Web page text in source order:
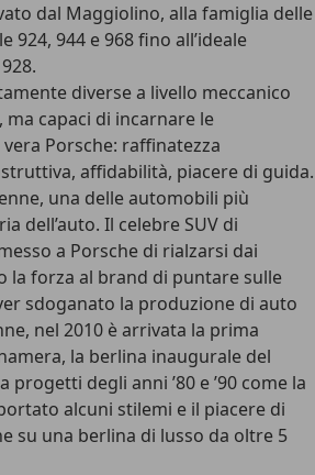
dal Maggiolino, alla famiglia delle
924, 944 e 968 fino all’ideale
diverse a livello meccanico
capaci di incarnare le
Porsche: raffinatezza
affidabilità, piacere di guida.
una delle automobili più
dell’auto. Il celebre SUV di
a Porsche di rialzarsi dai
la forza al brand di puntare sulle
sdoganato la produzione di auto
nel 2010 è arrivata la prima
, la berlina inaugurale del
progetti degli anni ’80 e ’90 come la
alcuni stilemi e il piacere di
su una berlina di lusso da oltre 5